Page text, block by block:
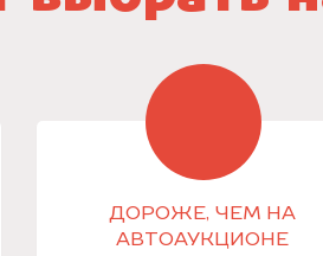
ДОРОЖЕ, ЧЕМ НА
АВТОАУКЦИОНЕ